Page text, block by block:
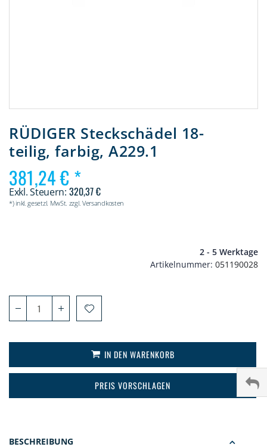
Anfang
der
Bildergalerie
springen
RÜDIGER Steckschädel 18-
teilig, farbig, A229.1
381,24 €
320,37 €
*) inkl. gesetzl. MwSt. zzgl. Versandkosten
2 - 5 Werktage
Artikelnummer 051190028
IN DEN WARENKORB
PREIS VORSCHLAGEN
BESCHREIBUNG